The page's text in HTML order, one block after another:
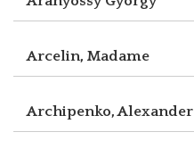
Arcelin, Madame
Archipenko, Alexander